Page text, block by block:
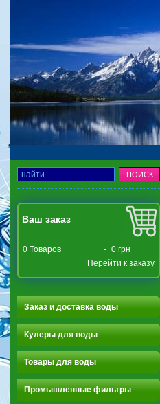
Ваш заказ
0 Товаров - 0 грн
Перейти к заказу
Заказ и доставка воды
Кулеры для воды
Товары для воды
Промышленные фильтры